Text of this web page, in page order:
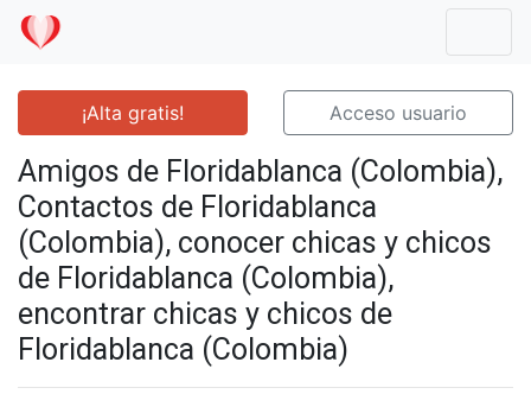
¡Alta gratis! Acceso usuario
Amigos de Floridablanca (Colombia),
Contactos de Floridablanca
(Colombia), conocer chicas y chicos
de Floridablanca (Colombia),
encontrar chicas y chicos de
Floridablanca (Colombia)